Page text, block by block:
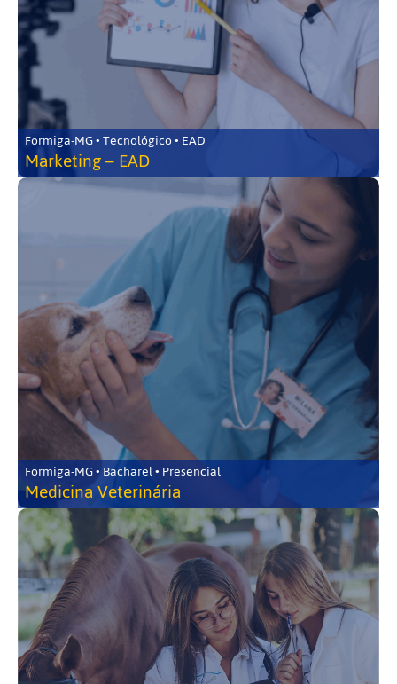
Formiga-MG • Tecnológico • EAD
Marketing – EAD
Formiga-MG • Bacharel • Presencial
Medicina Veterinária